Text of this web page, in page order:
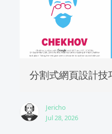
分割式網頁設計技
Jericho
Jul 28, 2026